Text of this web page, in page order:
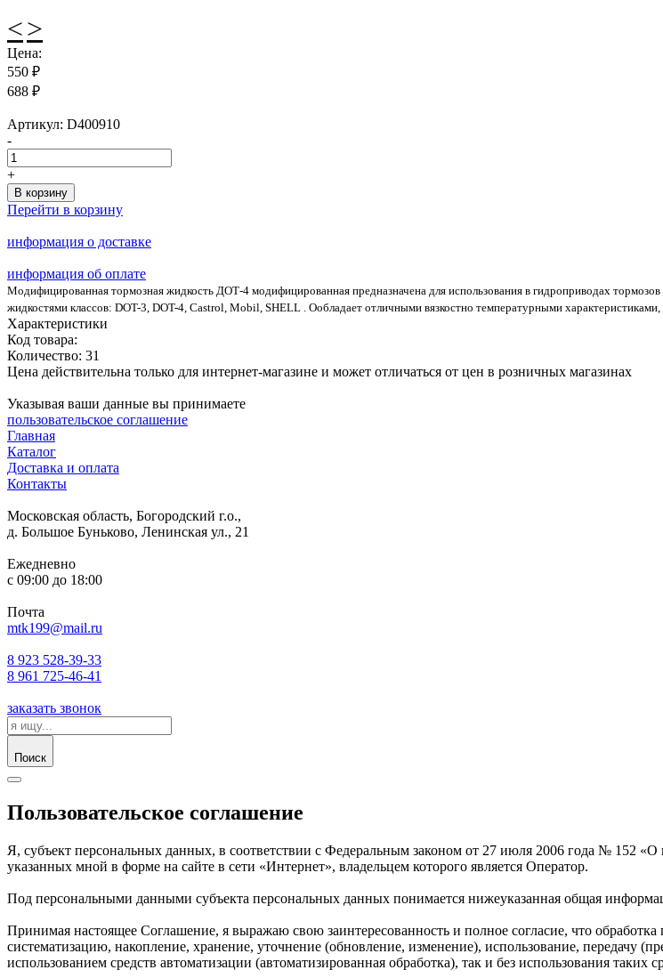
<>
Цена:
550 ₽
688 ₽
Артикул: D400910
-
+
В корзину
Перейти в корзину
информация о доставке
информация об оплате
Модифицированная тормозная жидкость ДОТ-4 модифицированная предназначена для использования в гидроприводах
жидкостями классов: DOT-3, DOT-4, Castrol, Mobil, SHELL . Ообладает отличными вязкостно температурными
Характеристики
Код товара:
Количество: 31
Цена действительна только для интернет-магазине и может отличаться от цен в розничных магазинах
Указывая ваши данные вы принимаете
пользовательское соглашение
Главная
Каталог
Доставка и оплата
Контакты
Московская область, Богородский г.о.,
д. Большое Буньково, Ленинская ул., 21
Ежедневно
с 09:00 до 18:00
Почта
mtk199@mail.ru
8 923 528-39-33
8 961 725-46-41
заказать звонок
Поиск
Пользовательское соглашение
Я, субъект персональных данных, в соответствии с Федеральным законом от 27 июля 2006 года № 152
указанных мной в форме на сайте в сети «Интернет», владельцем которого является Оператор.
Под персональными данными субъекта перcональных данных понимается нижеуказанная общая
Принимая настоящее Соглашение, я выражаю свою заинтересованность и полное согласие, что
систематизацию, накопление, хранение, уточнение (обновление, изменение), использование, передачу
использованием средств автоматизации (автоматизированная обработка), так и без использования таких